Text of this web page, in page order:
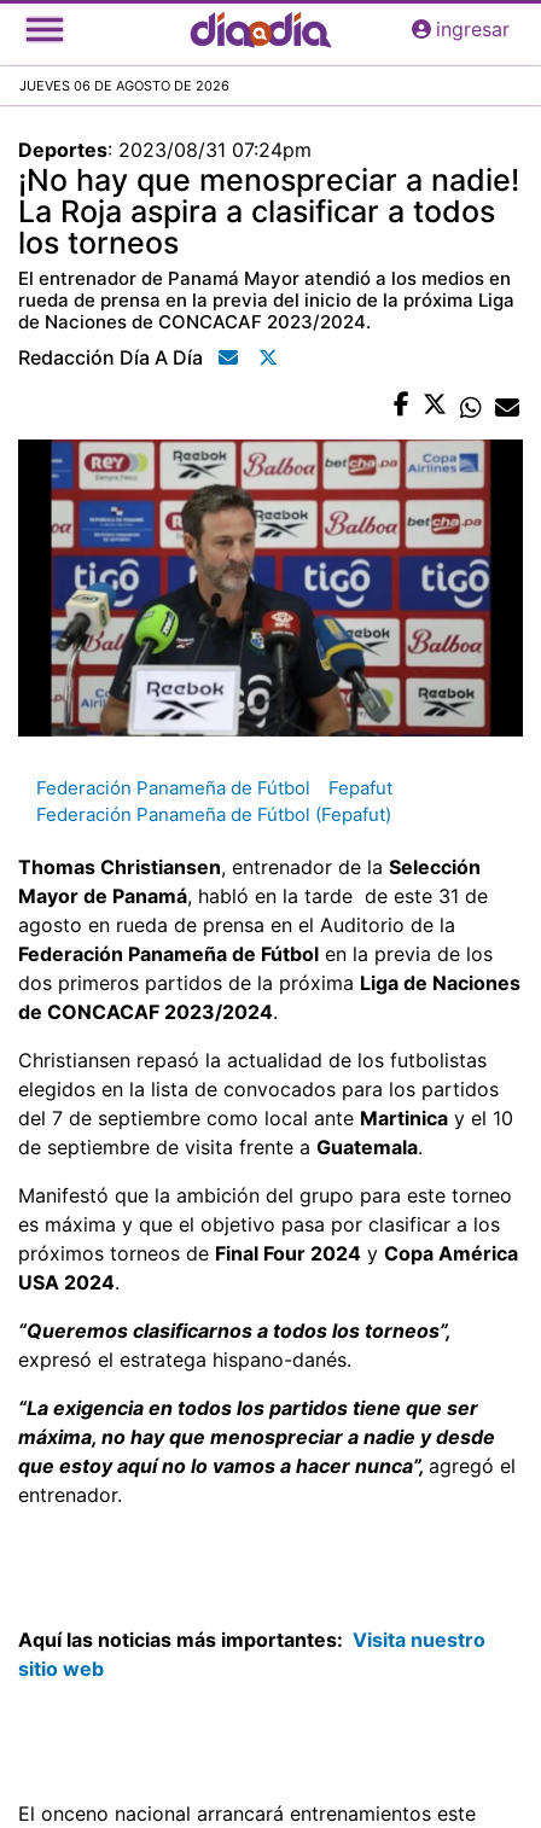
Pasar
al
principal
ingresar
JUEVES 06 DE AGOSTO DE 2026
Deportes: 2023/08/31 07:24pm
¡No hay que menospreciar a nadie!
La Roja aspira a clasificar a todos
los torneos
El entrenador de Panamá Mayor atendió a los medios en
rueda de prensa en la previa del inicio de la próxima Liga
de Naciones de CONCACAF 2023/2024.
Redacción Día A Día
Federación Panameña de Fútbol
Fepafut
Federación Panameña de Fútbol (Fepafut)
Thomas Christiansen, entrenador de la Selección
Mayor de Panamá, habló en la tarde de este 31 de
agosto en rueda de prensa en el Auditorio de la
Federación Panameña de Fútbol en la previa de los
dos primeros partidos de la próxima Liga de Naciones
de CONCACAF 2023/2024.
Christiansen repasó la actualidad de los futbolistas
elegidos en la lista de convocados para los partidos
del 7 de septiembre como local ante Martinica y el 10
de septiembre de visita frente a Guatemala.
Manifestó que la ambición del grupo para este torneo
es máxima y que el objetivo pasa por clasificar a los
próximos torneos de Final Four 2024 y Copa América
USA 2024.
“Queremos clasificarnos a todos los torneos”,
expresó el estratega hispano-danés.
“La exigencia en todos los partidos tiene que ser
máxima, no hay que menospreciar a nadie y desde
que estoy aquí no lo vamos a hacer nunca”, agregó el
entrenador.
Aquí las noticias más importantes: Visita nuestro
sitio web
El onceno nacional arrancará entrenamientos este